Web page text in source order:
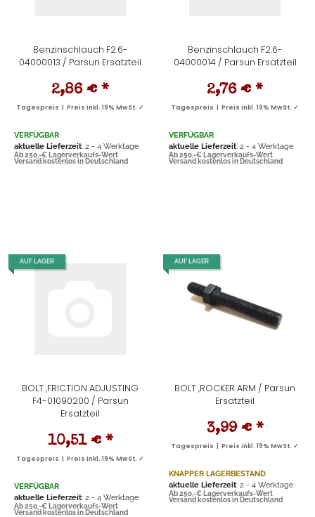
Benzinschlauch F2.6-
04000013 / Parsun Ersatzteil
2,86 € *
Tagespreis | Preis inkl. 19% MwSt. ✓
VERFÜGBAR
aktuelle Lieferzeit: 2 - 4 Werktage
Ab 250,-€ Lagerverkaufs-Wert
Versand kostenlos in Deutschland
Benzinschlauch F2.6-
04000014 / Parsun Ersatzteil
2,76 € *
Tagespreis | Preis inkl. 19% MwSt. ✓
VERFÜGBAR
aktuelle Lieferzeit: 2 - 4 Werktage
Ab 250,-€ Lagerverkaufs-Wert
Versand kostenlos in Deutschland
AUF LAGER
BOLT ,FRICTION ADJUSTING
F4-01090200 / Parsun
Ersatzteil
10,51 € *
Tagespreis | Preis inkl. 19% MwSt. ✓
VERFÜGBAR
aktuelle Lieferzeit: 2 - 4 Werktage
Ab 250,-€ Lagerverkaufs-Wert
Versand kostenlos in Deutschland
AUF LAGER
BOLT ,ROCKER ARM / Parsun
Ersatzteil
3,99 € *
Tagespreis | Preis inkl. 19% MwSt. ✓
KNAPPER LAGERBESTAND
aktuelle Lieferzeit: 2 - 4 Werktage
Ab 250,-€ Lagerverkaufs-Wert
Versand kostenlos in Deutschland